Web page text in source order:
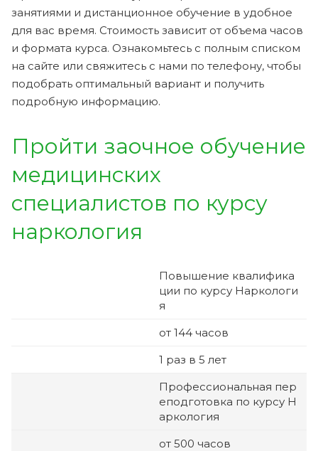
занятиями и дистанционное обучение в удобное
для вас время. Стоимость зависит от объема часов
и формата курса. Ознакомьтесь с полным списком
на сайте или свяжитесь с нами по телефону, чтобы
подобрать оптимальный вариант и получить
подробную информацию.
Пройти заочное обучение
медицинских
специалистов по курсу
наркология
Повышение квалифика
ции по курсу Наркологи
я
от 144 часов
1 раз в 5 лет
Профессиональная пер
еподготовка по курсу Н
аркология
от 500 часов